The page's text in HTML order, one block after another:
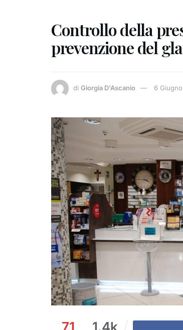
Controllo della
prevenzione del
di Giorgia D'Ascanio 6
71 1.4k